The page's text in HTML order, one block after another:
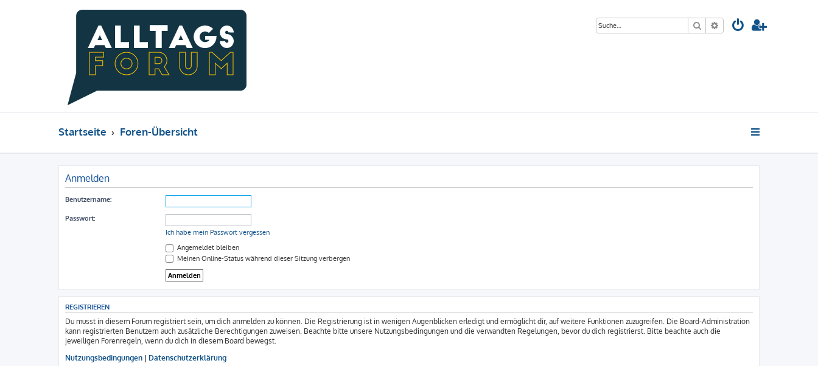
Suche Erweiterte Suche
Startseite Foren-Übersicht
Anmelden
Benutzername:
Passwort:
Ich habe mein Passwort vergessen
Angemeldet bleiben
Meinen Online-Status während dieser Sitzung verbergen
REGISTRIEREN
Du musst in diesem Forum registriert sein, um dich anmelden zu können. Die Registrierung ist in wenigen Augenblicken erledigt und ermöglicht dir, auf weitere Funktionen zuzugreifen. Die Board-Administration
kann registrierten Benutzern auch zusätzliche Berechtigungen zuweisen. Beachte bitte unsere Nutzungsbedingungen und die verwandten Regelungen, bevor du dich registrierst. Bitte beachte auch die
jeweiligen Forenregeln, wenn du dich in diesem Board bewegst.
Nutzungsbedingungen | Datenschutzerklärung